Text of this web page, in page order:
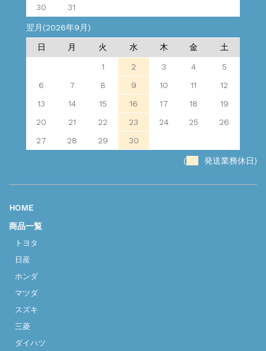
30
31
翌月(2026年9月)
日 月 火 水 木 金 土
1 2 3 4
5
6
7 8 9 10 11
12
13
14 15 16 17 18
19
20
21 22 23 24 25
26
27
28 29 30
( 発送業務休日)
HOME
商品一覧
トヨタ
日産
ホンダ
マツダ
スズキ
三菱
ダイハツ